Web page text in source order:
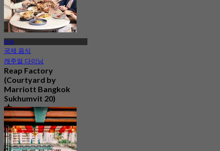
아속
국제 음식
캐주얼 다이닝
Reap Factory
(Courtyard by
Marriott Bangkok
Sukhumvit 20)
4.7
299 예약됨
에서฿ 400